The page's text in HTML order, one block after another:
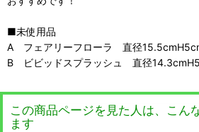
■未使用品
A フェアリーフローラ 直径
B ビビッドスプラッシュ 直径
この商品ページを見た人は、こん
ます